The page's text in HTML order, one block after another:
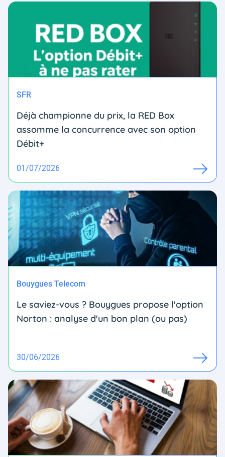
SFR
Déjà championne du prix, la RED Box
assomme la concurrence avec son option
Débit+
01/07/2026
Bouygues Telecom
Le saviez-vous ? Bouygues propose l'option
Norton : analyse d'un bon plan (ou pas)
30/06/2026